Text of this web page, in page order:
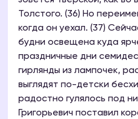
Толстого. (36) Но
когда он уехал. (37)
будни освещена куда
праздничные дни
гирлянды из лампочек,
выглядят по-детски
радостно гулялось под
Григорьевич поставил